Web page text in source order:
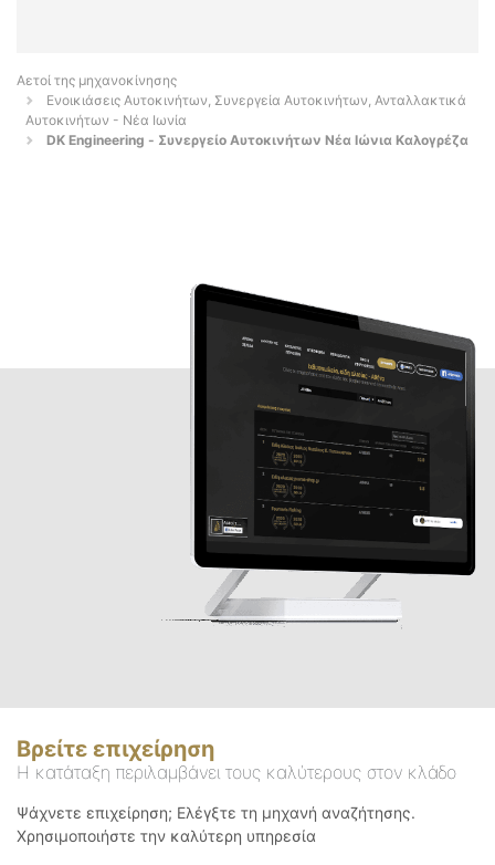
Αετοί της μηχανοκίνησης
Ενοικιάσεις Αυτοκινήτων, Συνεργεία Αυτοκινήτων, Ανταλλακτικά
Αυτοκινήτων - Νέα Ιωνία
DK Engineering - Συνεργείο Αυτοκινήτων Νέα Ιώνια Καλογρέζα
Βρείτε επιχείρηση
Η κατάταξη περιλαμβάνει τους καλύτερους στον κλάδο
Ψάχνετε επιχείρηση; Ελέγξτε τη μηχανή αναζήτησης.
Χρησιμοποιήστε την καλύτερη υπηρεσία